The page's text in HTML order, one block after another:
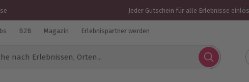
Jeder Gutschein für alle Erlebnisse
B2B Magazin Erlebnispartner werden
nach Erlebnissen...